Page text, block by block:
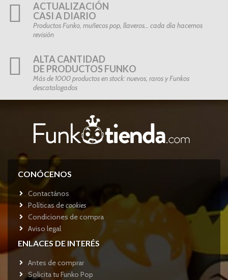
ACTUALIZACIÓN
CASI A DIARIO
Productos Funko, muñecos pop, llaveros… cada día hacemos
revisión
ALTA CANTIDAD
DE PRODUCTOS FUNKO
Más de 1000 productos en stock: nuevos, raros y Funkos
descatalogados
CONÓCENOS
Contactános
Políticas decookies
Condiciones de compra
Aviso legal
ENLACES DE INTERÉS
Antes de comprar
Solicita tu Funko Pop